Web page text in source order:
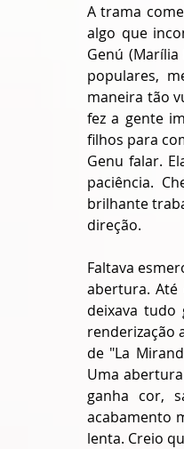
A trama
algo que
Genú
populares,
maneira tão
fez a gente
filhos para
Genu falar.
paciência.
brilhante
direção.
Faltava
abertura. Até
deixava tudo
renderização
de "La
Uma
ganha cor,
acabamento
lenta. Creio